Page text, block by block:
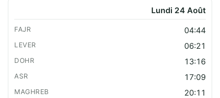
Lundi 24 Août
04:44
06:21
13:16
17:09
20:11